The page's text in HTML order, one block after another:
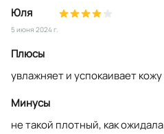
Юля
5 июня 2024 г.
Плюсы
увлажняет и успокаивает кожу
Минусы
не такой плотный, как ожидала